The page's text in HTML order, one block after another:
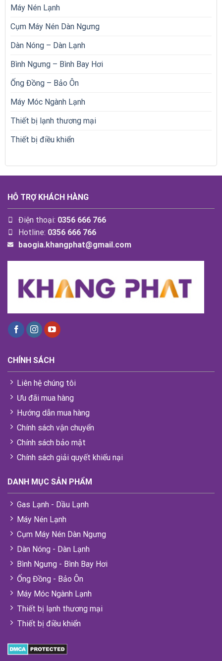
Máy Nén Lạnh
Cụm Máy Nén Dàn Ngưng
Dàn Nóng – Dàn Lạnh
Bình Ngưng – Bình Bay Hơi
Ống Đồng – Bảo Ôn
Máy Móc Ngành Lạnh
Thiết bị lạnh thương mại
Thiết bị điều khiển
HỖ TRỢ KHÁCH HÀNG
Điện thoại: 0356 666 766
Hotline: 0356 666 766
baogia.khangphat@gmail.com
CHÍNH SÁCH
Liên hệ chúng tôi
Ưu đãi mua hàng
Hướng dẫn mua hàng
Chính sách vận chuyển
Chính sách bảo mật
Chính sách giải quyết khiếu nại
DANH MỤC SẢN PHẨM
Gas Lạnh - Dầu Lạnh
Máy Nén Lạnh
Cụm Máy Nén Dàn Ngưng
Dàn Nóng - Dàn Lạnh
Bình Ngưng - Bình Bay Hơi
Ống Đồng - Bảo Ôn
Máy Móc Ngành Lạnh
Thiết bị lạnh thương mại
Thiết bị điều khiển